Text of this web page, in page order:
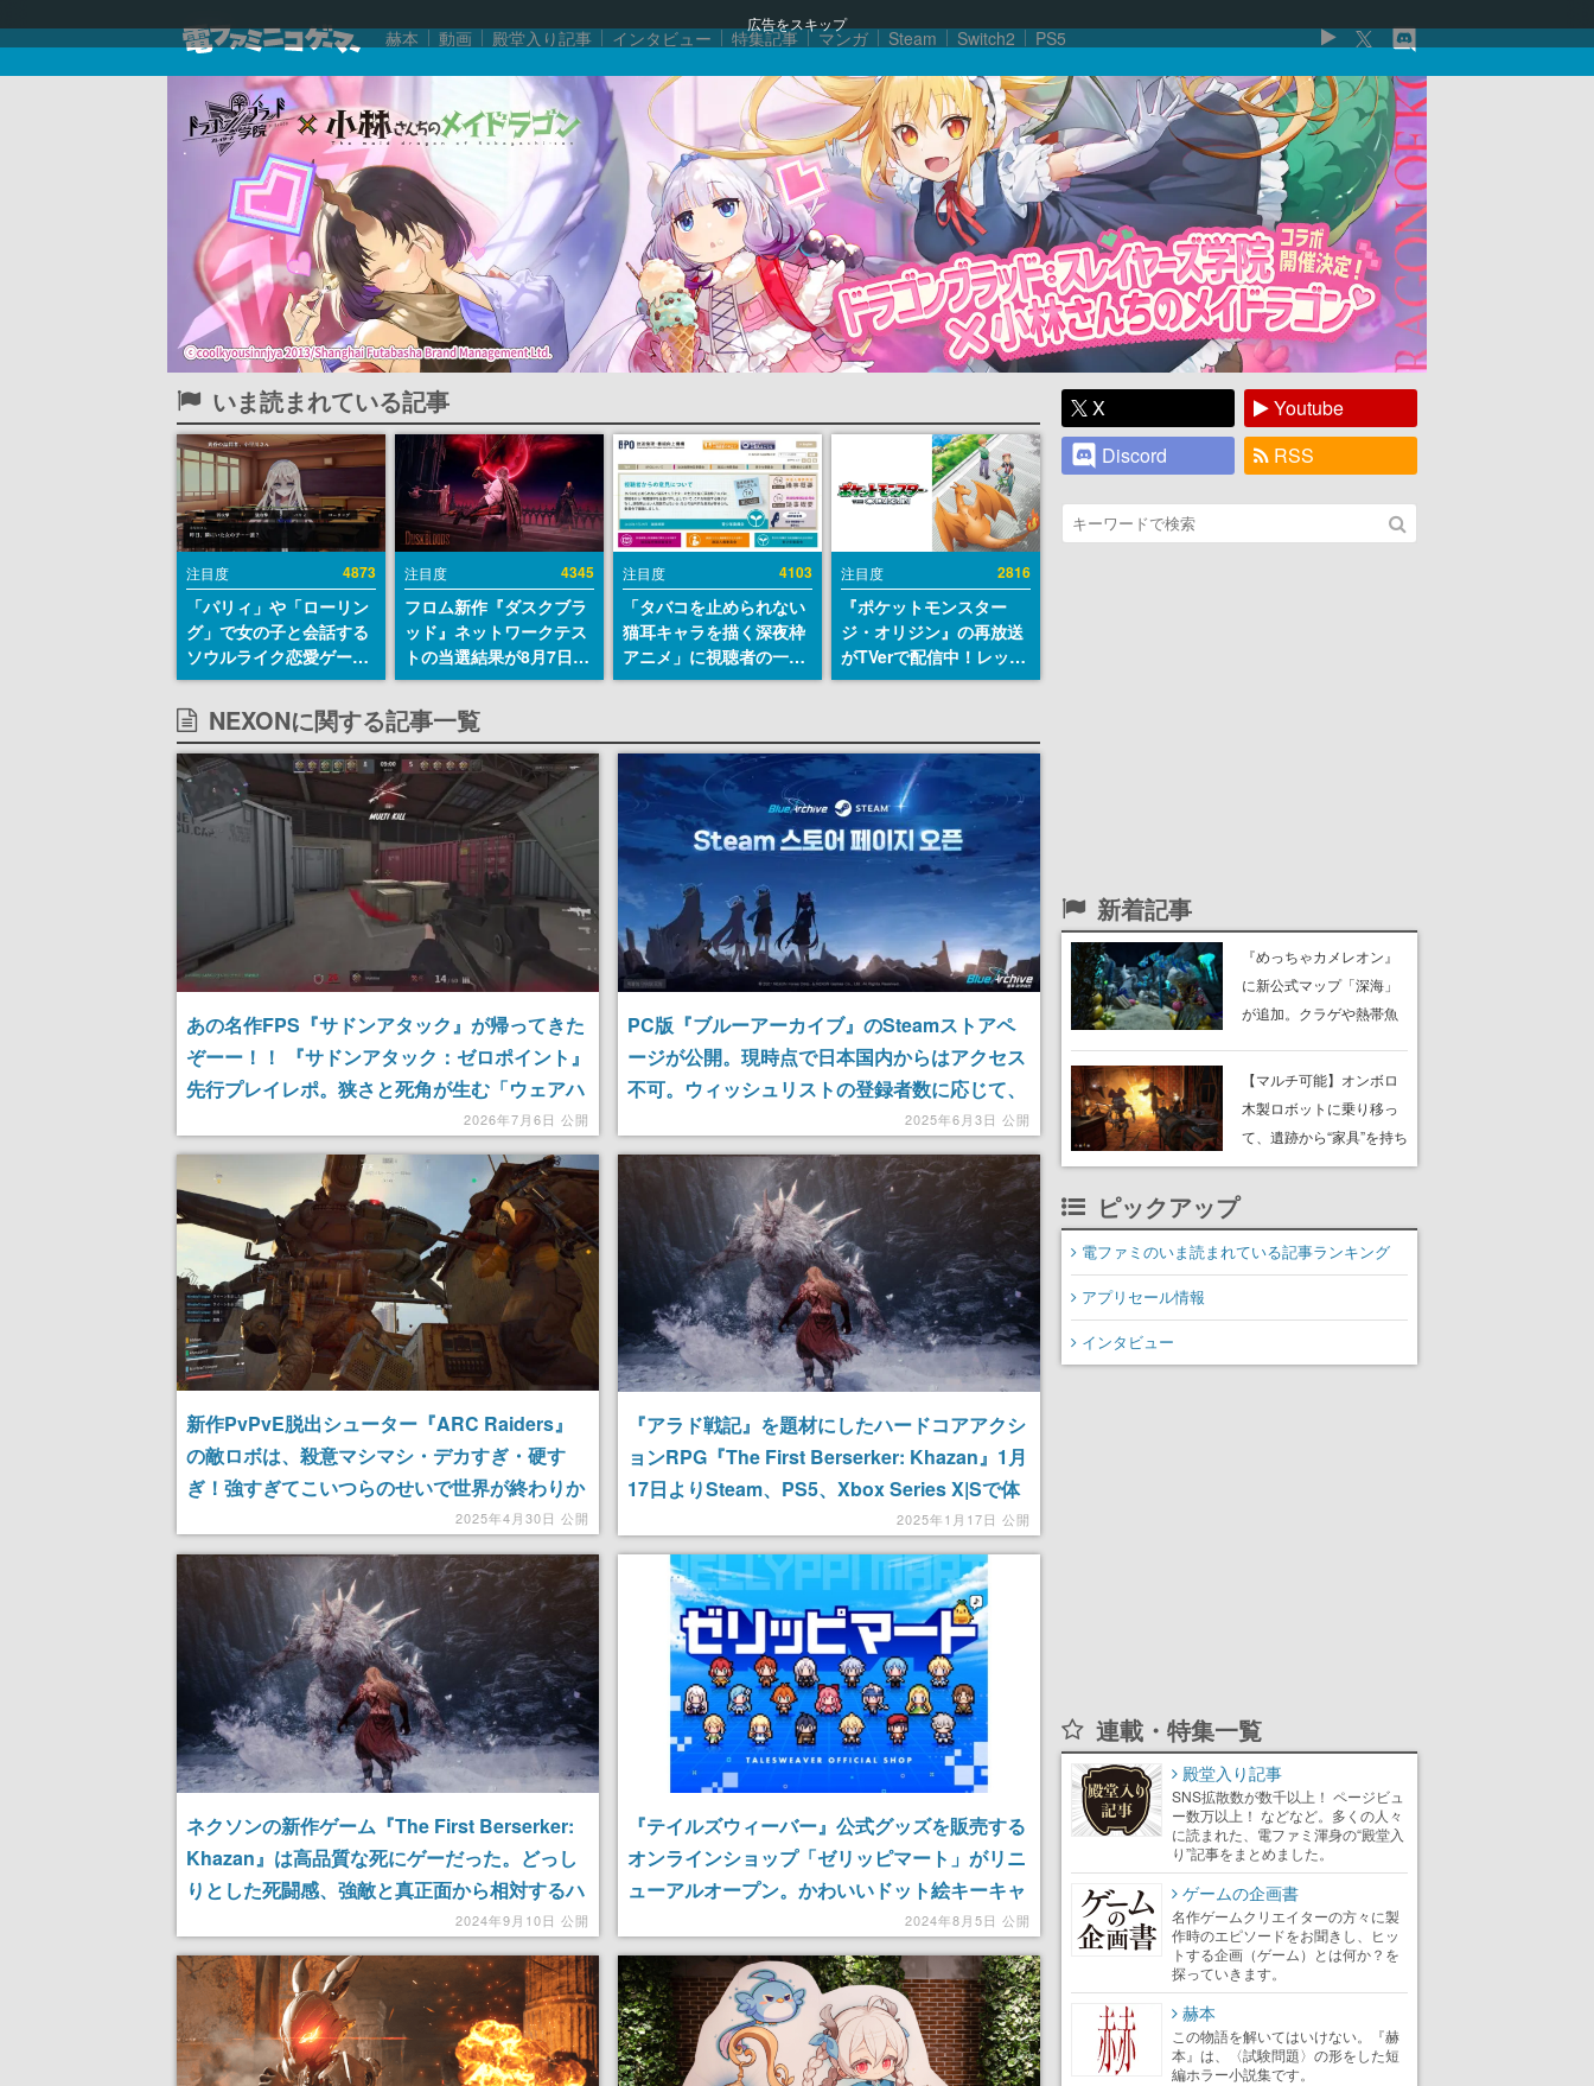
広告をスキップ
赫本 動画 殿堂入り記事 インタビュー 特集記事 マンガ Steam Switch2 PS5
いま読まれている記事
注目度 4873
「パリィ」や「ローリン
グ」で女の子と会話する
ソウルライク恋愛ゲーム
『小早川さんはソウルラ
イク』無料公開。返事に
失敗すると「YOU
DIED」
注目度 4345
フロム新作『ダスクブラ
ッド』ネットワークテス
トの当選結果が8月7日22
時に発表。応募サイトの
マイページから確認可
能、テスト実施は8月21
日～24日
注目度 4103
「タバコを止められない
猫耳キャラを描く深夜枠
アニメ」に視聴者の一部
から批判意見。違法薬物
す
注目度 2816
『ポケットモンスター
ジ・オリジン』の再放送
がTVerで配信中！レッド
（CV：竹内順子）が主人
NEXONに関する記事一覧
あの名作FPS『サドンアタック』が帰ってきた
ぞーー！！ 『サドンアタック：ゼロポイント』
先行プレイレポ。狭さと死角が生む「ウェアハ
ウス」の中毒性、あの頃のまんま2026年7月6日 公開
PC版『ブルーアーカイブ』のSteamストアペ
ージが公開。現時点で日本国内からはアクセス
不可。ウィッシュリストの登録者数に応じて、
後日プレゼントを配布するイベントも実施中
2025年6月3日 公開
新作PvPvE脱出シューター『ARC Raiders』
の敵ロボは、殺意マシマシ・デカすぎ・硬す
ぎ！強すぎてこいつらのせいで世界が終わりか
けている。最大3名での協力プレイ・ソロに対
応
2025年4月30日 公開
『アラド戦記』を題材にしたハードコアアクシ
ョンRPG『The First Berserker: Khazan』1月
17日よりSteam、PS5、Xbox Series X|Sで体
験版の配信を開始。死を克服した大将軍カザン
となって、敵に復讐するための冒険譚を描く
2025年1月17日 公開
ネクソンの新作ゲーム『The First Berserker:
Khazan』は高品質な死にゲーだった。どっし
りとした死闘感、強敵と真正面から相対するハ
ードコアな「漢の闘い」を楽しめる
【gamescom2024】
2024年9月10日 公開
『テイルズウィーバー』公式グッズを販売する
オンラインショップ「ゼリッピマート」がリニ
ューアルオープン。かわいいドット絵キーキャ
ップや描きおろしデスクマットなど20周年記念
の新作＆再販グッズを販売中
2024年8月5日 公開
X
Youtube
Discord
RSS
新着記事
『めっちゃカメレオン』
に新公式マップ「深海」
が追加。クラゲや熱帯魚
や大きな貝も
【マルチ可能】オンボロ
木製ロボットに乗り移っ
て、遺跡から“家具”を持ち
帰るホラーアクションゲ
売。迫る“腐敗”から逃げ延
び、持ち帰った家具で基
ピックアップ
電ファミのいま読まれている記事ランキング
アプリセール情報
インタビュー
連載・特集一覧
殿堂入り記事
SNS拡散数が数千以上！ ページビュ
ー数万以上！ などなど。多くの人々
に読まれた、電ファミ渾身の“殿堂入
り”記事をまとめました。
ゲームの企画書
名作ゲームクリエイターの方々に製
作時のエピソードをお聞きし、ヒッ
トする企画（ゲーム）とは何か？を
探っていきます。
赫本
この物語を解いてはいけない。『赫
本』は、〈試験問題〉の形をした短
編ホラー小説集です。